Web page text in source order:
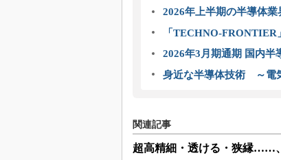
2026年上半期の半導体
「TECHNO-FRONTIER
2026年3月期通期 国内半
身近な半導体技術 ～電
関連記事
超高精細・透ける・狭縁……